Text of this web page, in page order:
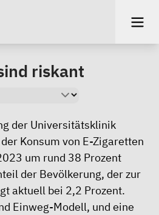
riskant
der Universitätsklinik
Konsum von E-Zigaretten
um rund 38 Prozent
der Bevölkerung, der zur
aktuell bei 2,2 Prozent.
Einweg-Modell, und eine